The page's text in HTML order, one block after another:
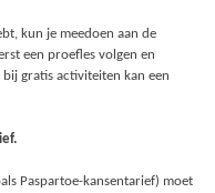
kun je meedoen aan de
een proefles volgen en
gratis activiteiten kan een
Paspartoe-kansentarief) moet